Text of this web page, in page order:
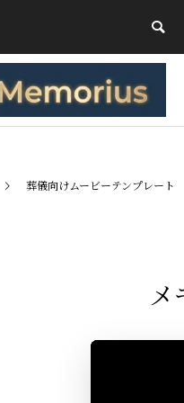
葬儀向けムービーテンプレート
メ